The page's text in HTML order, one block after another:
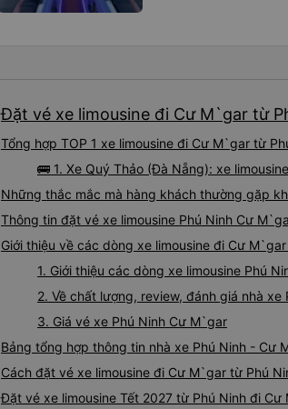
Đặt vé xe limousine đi Cư M`gar từ
Tổng hợp TOP 1 xe limousine đi Cư M`gar từ
🚌 1. Xe Quý Thảo (Đà Nẵng): xe
Những thắc mắc mà hàng khách thường gặp
Thông tin đặt vé xe limousine Phú Ninh Cư
Giới thiệu về các dòng xe limousine đi Cư
1. Giới thiệu các dòng xe limousine Phú
2. Về chất lượng, review, đánh giá nhà
3. Giá vé xe Phú Ninh Cư M`gar
Bảng tổng hợp thông tin nhà xe Phú Ninh - Cư
Cách đặt vé xe limousine đi Cư M`gar từ Phú
Đặt vé xe limousine Tết 2027 từ Phú Ninh đi Cư